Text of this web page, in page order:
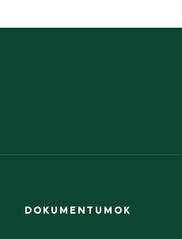
DOKUMENTUMOK